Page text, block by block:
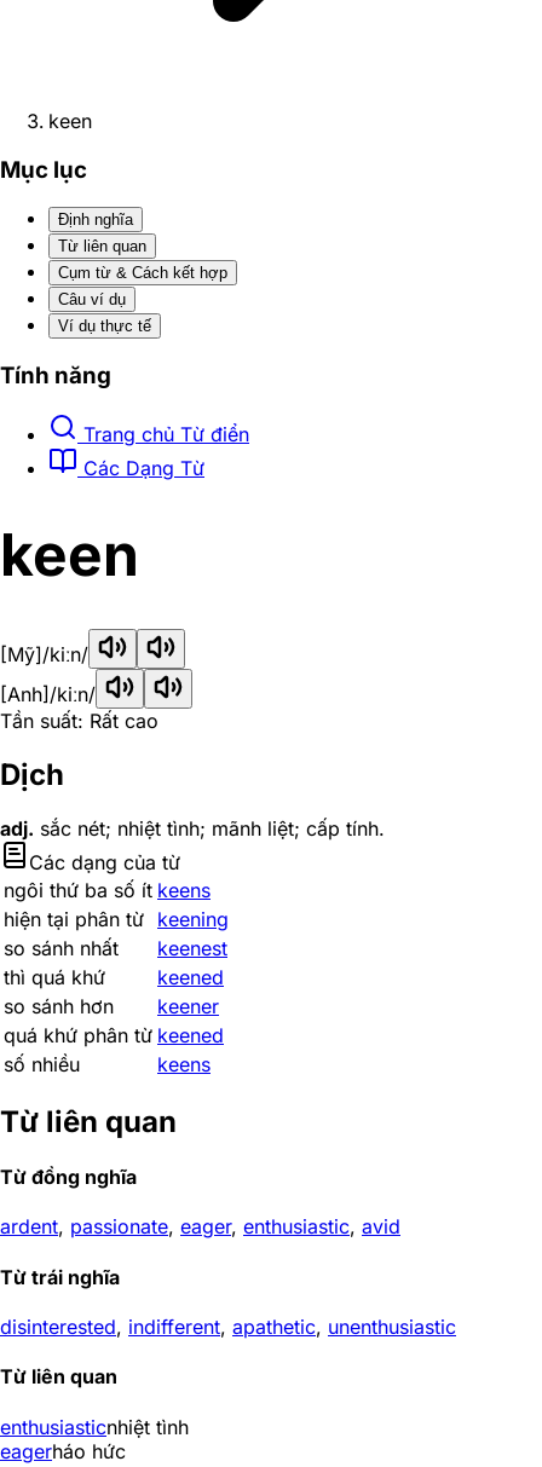
keen
Mục lục
Định nghĩa
Từ liên quan
Cụm từ & Cách kết hợp
Câu ví dụ
Ví dụ thực tế
Tính năng
Trang chủ Từ điển
Các Dạng Từ
keen
[Mỹ]/kiːn/
[Anh] /kiːn/
Tần suất: Rất cao
Dịch
adj. sắc nét; nhiệt tình; mãnh liệt; cấp tính.
Các dạng của từ
ngôi thứ ba số ít keens
hiện tại phân từ keening
so sánh nhất
keenest
thì quá khứ
keened
so sánh hơn
keener
quá khứ phân từ keened
số nhiều
keens
Từ liên quan
Từ đồng nghĩa
ardent, passionate, eager, enthusiastic, avid
Từ trái nghĩa
disinterested, indifferent, apathetic, unenthusiastic
Từ liên quan
enthusiasticnhiệt tình
eagerháo hức